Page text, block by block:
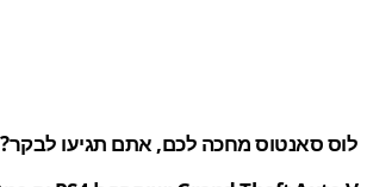
סאנטוס מחכה לכם, אתם תגיעו לבקר?